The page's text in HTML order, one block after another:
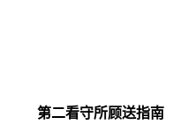
第二看守所顾送指南